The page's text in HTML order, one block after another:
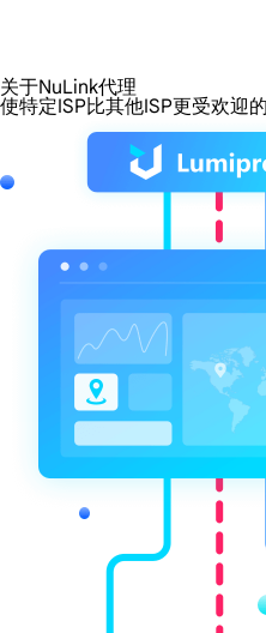
关于NuLink代理
使特定ISP比其他ISP更受欢迎